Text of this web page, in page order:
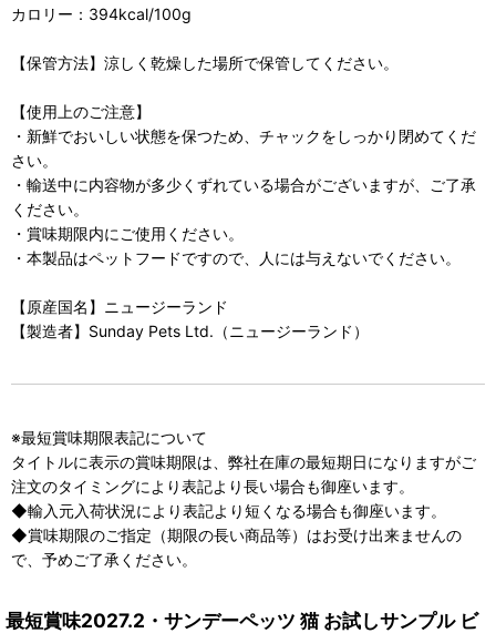
カロリー：394kcal/100g
【保管方法】涼しく乾燥した場所で保管してください。
【使用上のご注意】
・新鮮でおいしい状態を保つため、チャックをしっかり閉めてくだ
さい。
・輸送中に内容物が多少くずれている場合がございますが、ご了承
ください。
・賞味期限内にご使用ください。
・本製品はペットフードですので、人には与えないでください。
【原産国名】ニュージーランド
【製造者】Sunday Pets Ltd.（ニュージーランド）
※最短賞味期限表記について
タイトルに表示の賞味期限は、弊社在庫の最短期日になりますがご
注文のタイミングにより表記より長い場合も御座います。
◆輸入元入荷状況により表記より短くなる場合も御座います。
◆賞味期限のご指定（期限の長い商品等）はお受け出来ませんの
で、予めご了承ください。
最短賞味2027.2・サンデーペッツ 猫 お試しサンプル ビ